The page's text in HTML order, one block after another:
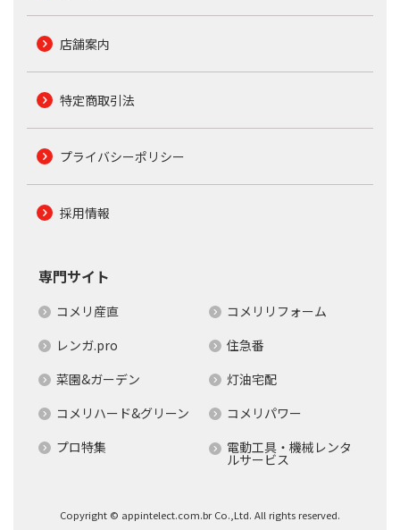
店舗案内
特定商取引法
プライバシーポリシー
採用情報
専門サイト
コメリ産直
コメリリフォーム
レンガ.pro
住急番
菜園&ガーデン
灯油宅配
コメリハード&グリーン
コメリパワー
プロ特集
電動工具・機械レンタ
ルサービス
Copyright © appintelect.com.br Co.,Ltd. All rights reserved.